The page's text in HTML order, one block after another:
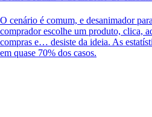
O cenário é comum, e desanimador
comprador escolhe um produto, clica,
compras e… desiste da ideia. As
em quase 70% dos casos.